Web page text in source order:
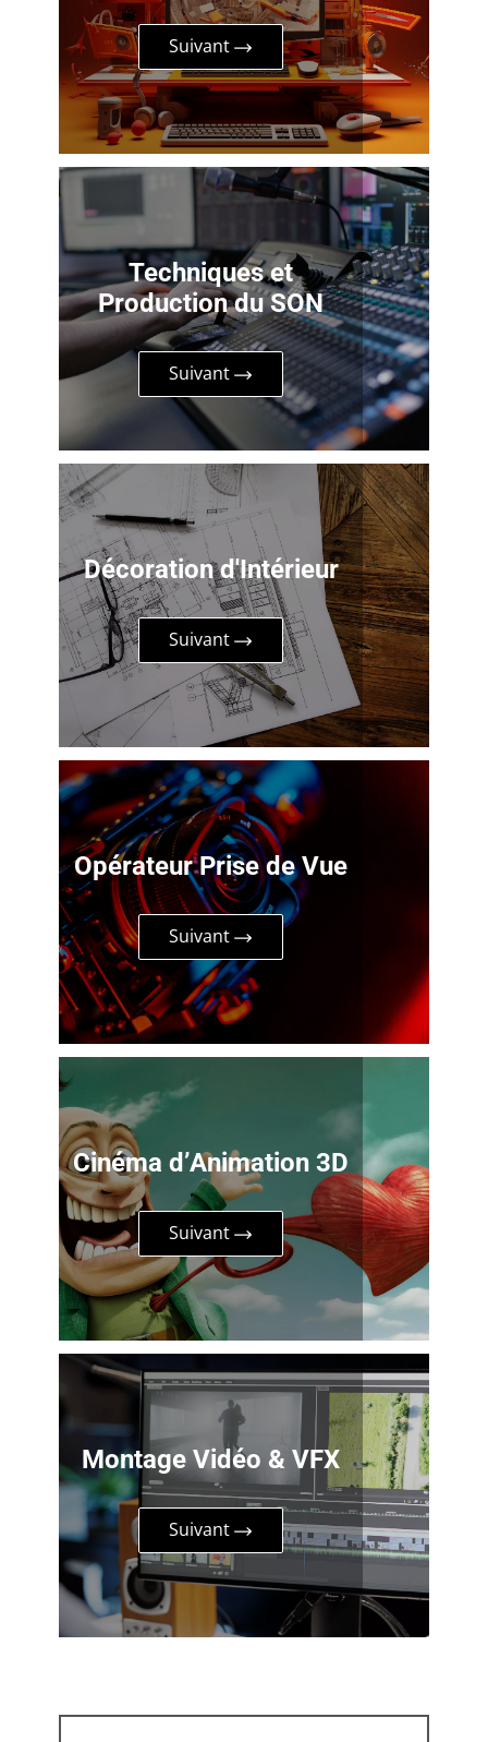
Suivant
Techniques et
Production du SON
Suivant
Décoration d'Intérieur
Suivant
Opérateur Prise de Vue
Suivant
Cinéma d’Animation 3D
Suivant
Montage Vidéo & VFX
Suivant